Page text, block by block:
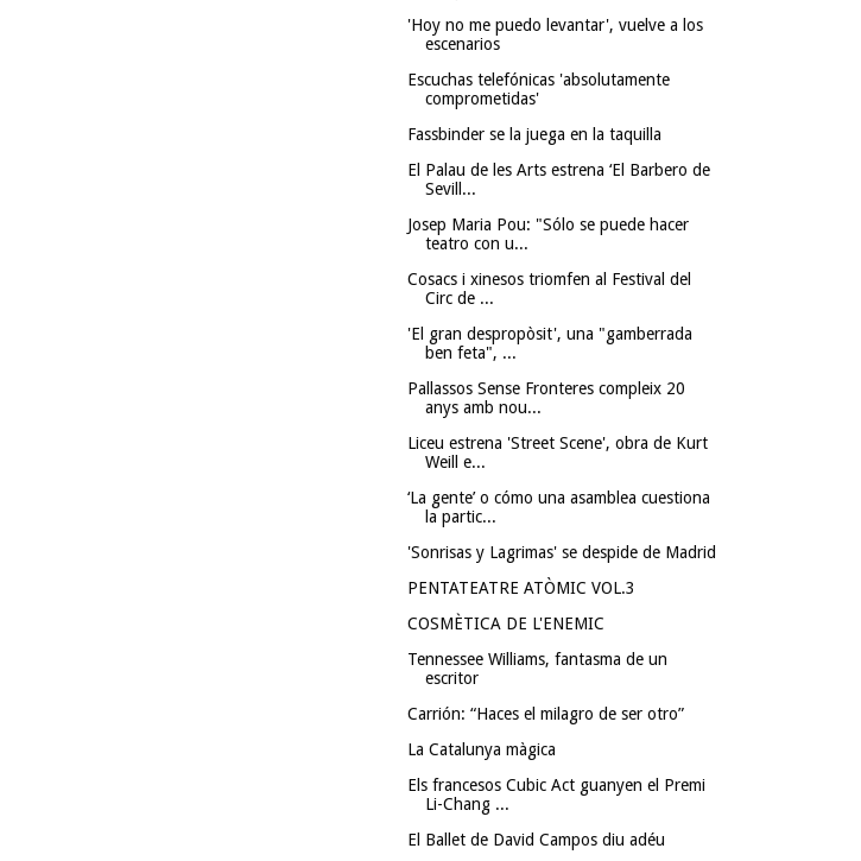
'Hoy no me puedo levantar', vuelve a los
escenarios
Escuchas telefónicas 'absolutamente
comprometidas'
Fassbinder se la juega en la taquilla
El Palau de les Arts estrena ‘El Barbero de
Sevill...
Josep Maria Pou: "Sólo se puede hacer
teatro con u...
Cosacs i xinesos triomfen al Festival del
Circ de ...
'El gran despropòsit', una "gamberrada
ben feta", ...
Pallassos Sense Fronteres compleix 20
anys amb nou...
Liceu estrena 'Street Scene', obra de Kurt
Weill e...
‘La gente’ o cómo una asamblea cuestiona
la partic...
'Sonrisas y Lagrimas' se despide de Madrid
PENTATEATRE ATÒMIC VOL.3
COSMÈTICA DE L'ENEMIC
Tennessee Williams, fantasma de un
escritor
Carrión: “Haces el milagro de ser otro”
La Catalunya màgica
Els francesos Cubic Act guanyen el Premi
Li-Chang ...
El Ballet de David Campos diu adéu